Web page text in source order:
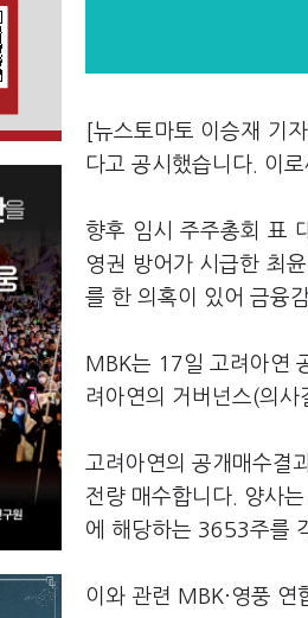
[뉴스토마토 이승재 기
다고 공시했습니다. 이
향후 임시 주주총회 표
영권 방어가 시급한 최
를 한 의혹이 있어 금융
MBK는 17일 고려아연
려아연의 거버넌스(의
고려아연의 공개매수결
전량 매수합니다. 양사
에 해당하는 3653주를
이와 관련 MBK·영풍 연